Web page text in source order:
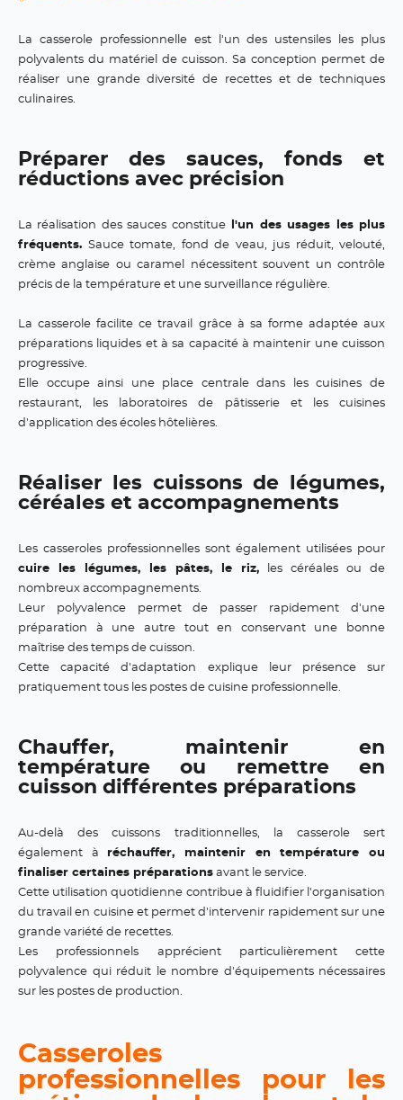
La casserole professionnelle est l'un des ustensiles les plus
polyvalents du matériel de cuisson. Sa conception permet de
réaliser une grande diversité de recettes et de techniques
culinaires.
Préparer des sauces, fonds et
réductions avec précision
La réalisation des sauces constituel'un des usages les plus
fréquents. Sauce tomate, fond de veau, jus réduit, velouté,
crème anglaise ou caramel nécessitent souvent un contrôle
précis de la température et une surveillance régulière.
La casserole facilite ce travail grâce à sa forme adaptée aux
préparations liquides et à sa capacité à maintenir une cuisson
progressive.
Elle occupe ainsi une place centrale dans les cuisines de
restaurant, les laboratoires de pâtisserie et les cuisines
d'application des écoles hôtelières.
Réaliser les cuissons de légumes,
céréales et accompagnements
Les casseroles professionnelles sont également utilisées pour
cuire les légumes, les pâtes, le riz, les céréales ou de
nombreux accompagnements.
Leur polyvalence permet de passer rapidement d'une
préparation à une autre tout en conservant une bonne
maîtrise des temps de cuisson.
Cette capacité d'adaptation explique leur présence sur
pratiquement tous les postes de cuisine professionnelle.
Chauffer, maintenir en
température ou remettre en
cuisson différentes préparations
Au-delà des cuissons traditionnelles, la casserole sert
également à réchauffer, maintenir en température ou
finaliser certaines préparations avant le service.
Cette utilisation quotidienne contribue à fluidifier l'organisation
du travail en cuisine et permet d'intervenir rapidement sur une
grande variété de recettes.
Les professionnels apprécient particulièrement cette
polyvalence qui réduit le nombre d'équipements nécessaires
sur les postes de production.
Casseroles
professionnelles pour les